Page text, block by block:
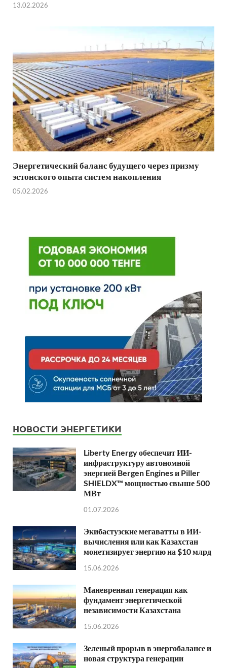
13.02.2026
Энергетический баланс будущего через призму
эстонского опыта систем накопления
05.02.2026
НОВОСТИ ЭНЕРГЕТИКИ
Liberty Energy обеспечит ИИ-
инфраструктуру автономной
энергией Bergen Engines и Piller
SHIELDX™ мощностью свыше 500
МВт
01.07.2026
Экибастузские мегаватты в ИИ-
вычисления или как Казахстан
монетизирует энергию на $10 млрд
15.06.2026
Маневренная генерация как
фундамент энергетической
независимости Казахстана
15.06.2026
Зеленый прорыв в энергобалансе и
новая структура генерации